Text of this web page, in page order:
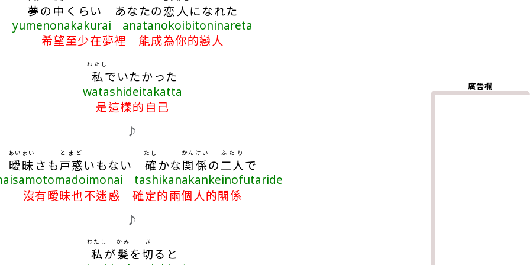
夢の 中 くらい あなたの恋人になれた
yumenonakakurai anatanokoibitoninareta
希望至少在夢裡 能成為你的戀人
私
わたし
でいたかった
watashideitakatta
是這樣的自己
♪
曖昧
あいまい
さも戸惑
とまど
いもない 確
たし
かな関係
かんけい
の二人
ふたり
で
tashikanakankeinofutaride
沒有曖昧也不迷惑 確定的兩個人的關係
♪
私
わたし
が髪
かみ
を切
き
ると
廣告欄